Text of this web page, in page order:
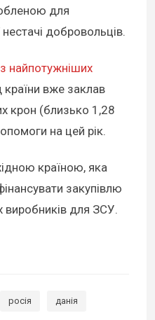
для
добровольців.
найпотужніших
країни вже заклав
крон (близько 1,28
на цей рік.
країною, яка
закупівлю
виробників для ЗСУ.
росія данія